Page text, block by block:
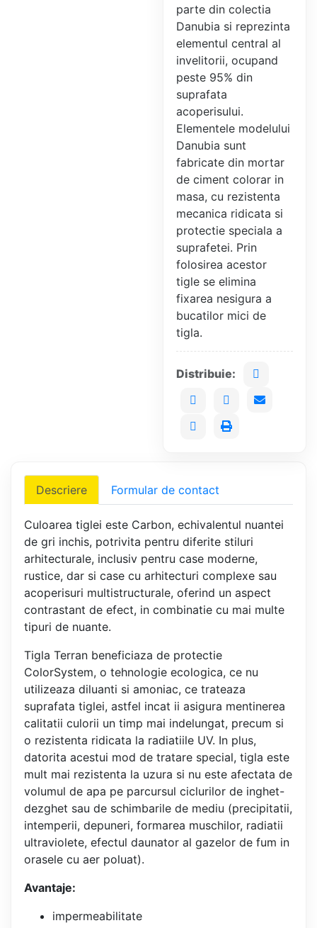
parte din colectia
Danubia si reprezinta
elementul central al
invelitorii, ocupand
peste 95% din
suprafata
acoperisului.
Elementele modelului
Danubia sunt
fabricate din mortar
de ciment colorar in
masa, cu rezistenta
mecanica ridicata si
protectie speciala a
suprafetei. Prin
folosirea acestor
tigle se elimina
fixarea nesigura a
bucatilor mici de
Distribuie:
Descriere Formular de contact
Culoarea tiglei este Carbon, echivalentul nuantei
de gri inchis, potrivita pentru diferite stiluri
arhitecturale, inclusiv pentru case moderne,
rustice, dar si case cu arhitecturi complexe sau
acoperisuri multistructurale, oferind un aspect
contrastant de efect, in combinatie cu mai multe
tipuri de nuante.
Tigla Terran beneficiaza de protectie
ColorSystem, o tehnologie ecologica, ce nu
utilizeaza diluanti si amoniac, ce trateaza
suprafata tiglei, astfel incat ii asigura mentinerea
calitatii culorii un timp mai indelungat, precum si
o rezistenta ridicata la radiatiile UV. In plus,
datorita acestui mod de tratare special, tigla este
mult mai rezistenta la uzura si nu este afectata de
volumul de apa pe parcursul ciclurilor de inghet-
dezghet sau de schimbarile de mediu (precipitatii,
intemperii, depuneri, formarea muschilor, radiatii
ultraviolete, efectul daunator al gazelor de fum in
orasele cu aer poluat).
Avantaje:
impermeabilitate